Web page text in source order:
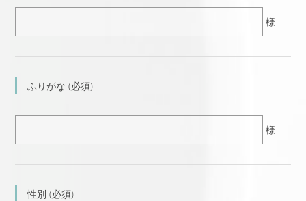
様
ふりがな (必須)
様
性別 (必須)